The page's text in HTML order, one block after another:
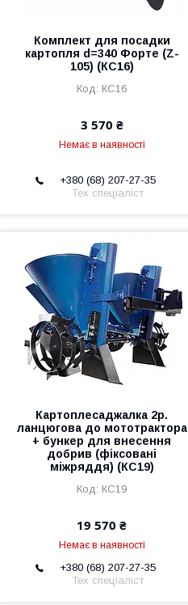
Комплект для посадки
картопля d=340 Форте (Z-
105) (КС16)
КС16
3 570 ₴
Немає в наявності
+380 (68) 207-27-35
Тех спеціаліст
Картоплесаджалка 2р.
ланцюгова до мототрактора
+ бункер для внесення
добрив (фіксовані
міжряддя) (КС19)
КС19
19 570 ₴
Немає в наявності
+380 (68) 207-27-35
Тех спеціаліст